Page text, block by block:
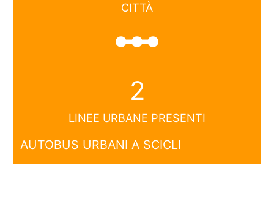
CITTÀ
linear_scale
2
LINEE URBANE PRESENTI
AUTOBUS URBANI A SCICLI